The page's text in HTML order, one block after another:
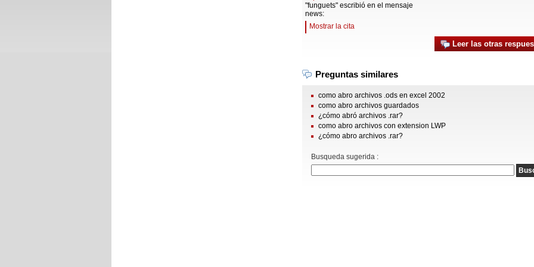
"funguets" escribió en el mensaje
news:
Mostrar la cita
Leer las otras
Preguntas similares
como abro archivos .ods en excel 2002
como abro archivos guardados
¿cómo abró archivos .rar?
como abro archivos con extension LWP
¿cómo abro archivos .rar?
Busqueda sugerida :